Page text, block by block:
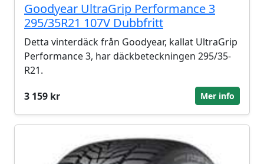
Goodyear UltraGrip Performance 3
295/35R21 107V Dubbfritt
Detta vinterdäck från Goodyear, kallat UltraGrip
Performance 3, har däckbeteckningen 295/35-
R21.
3 159 kr
Mer info